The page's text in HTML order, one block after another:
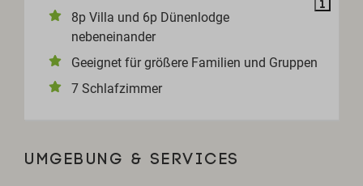
8p Villa und 6p Dünenlodge
nebeneinander
Geeignet für größere Familien und Gruppen
7 Schlafzimmer
UMGEBUNG & SERVICES